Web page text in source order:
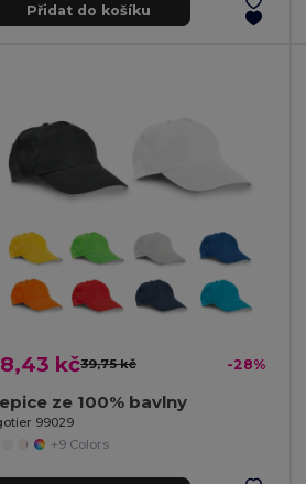
Přidat do košíku
kč39,75 kč -28%
ze 100% bavlny
99029
+9 Colors